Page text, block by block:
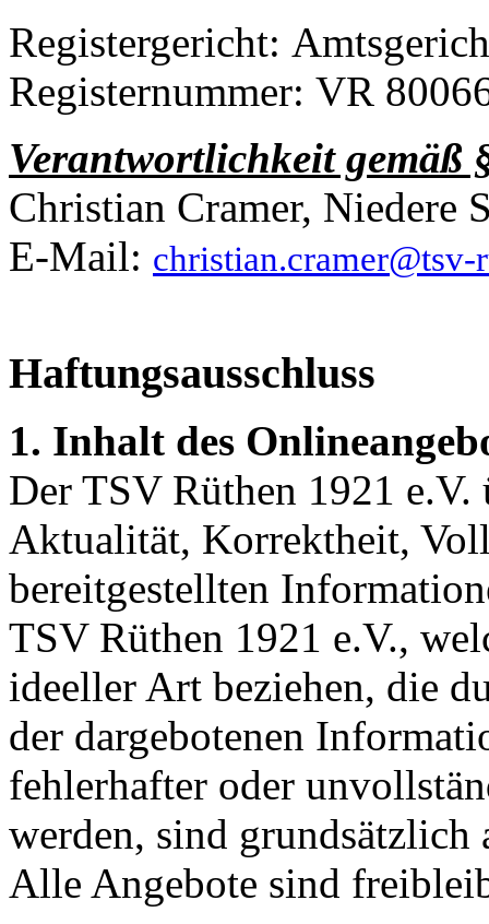
Registergericht:
Registernummer: VR
Verantwortlichkeit gemäß
Christian Cramer, Niedere
E-Mail: christian.cramer@tsv-
Haftungsausschluss
1. Inhalt des
Der TSV Rüthen 1921
Aktualität, Korrektheit,
bereitgestellten
TSV Rüthen 1921 e.V.,
ideeller Art beziehen, die
der dargebotenen
fehlerhafter oder
werden, sind grundsätzlich
Alle Angebote sind